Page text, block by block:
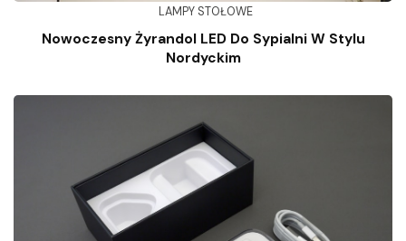
LAMPY STOŁOWE
Nowoczesny Żyrandol LED Do Sypialni W Stylu
Nordyckim